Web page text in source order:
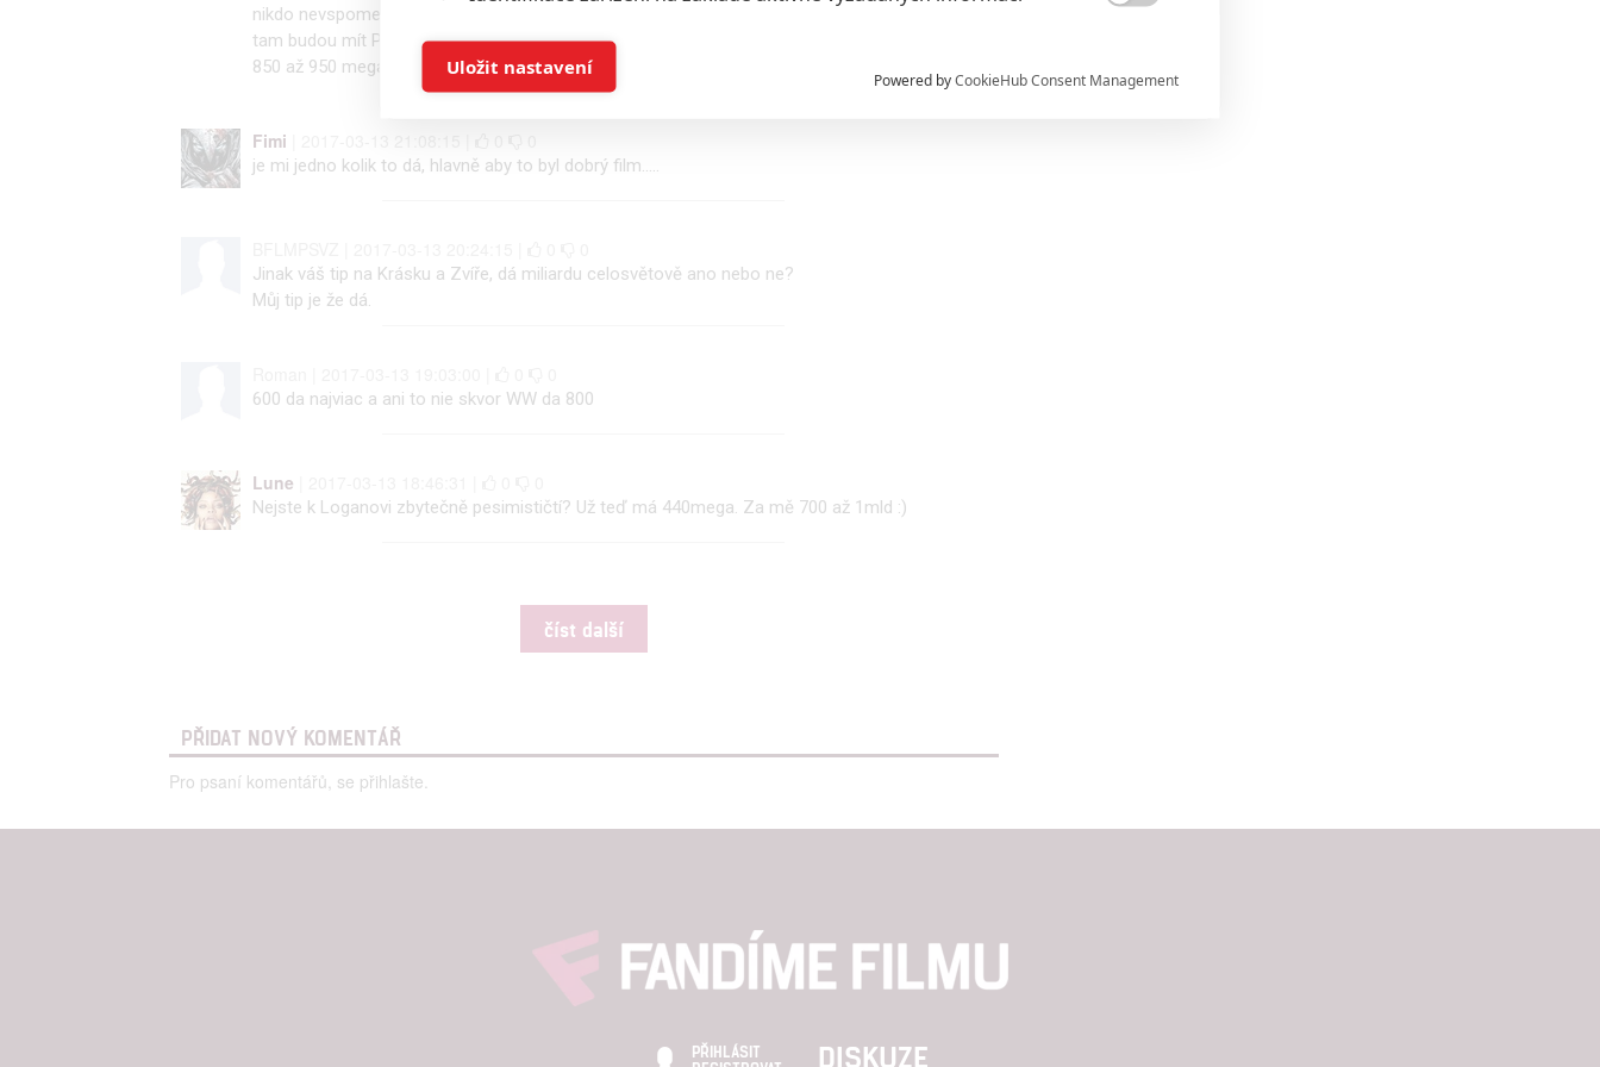
nikdo nevspomene.Ponevač Činane hodně preferují takovéhle akčné blbůstky.Vsadím boty,že
tam budou mít Power Rangers jedni z nejsilnejších tržeb.Krásku bych tipnul celosvětovo na
850 až 950 mega.
Fimi
je mi jedno kolik to dá, hlavně aby to byl dobrý film.....
Jinak váš tip na Krásku a Zvíře, dá miliardu celosvětově ano nebo ne?
Můj tip je že dá.
600 da najviac a ani to nie skvor WW da 800
Lune
Nejste k Loganovi zbytečně pesimističtí? Už teď má 440mega. Za mě 700 až 1mld :)
číst další
PŘIDAT NOVÝ KOMENTÁŘ
Pro psaní komentářů, se přihlašte.
PŘIHLÁSIT
DISKUZE
Ukládání a/nebo přístup k informacím v zařízení

Udělením souhlasu s účely a funkcemi zde uvedenými dáváte nám i našim partnerům
Powered byCookieHub Consent Management
Uložit nastavení